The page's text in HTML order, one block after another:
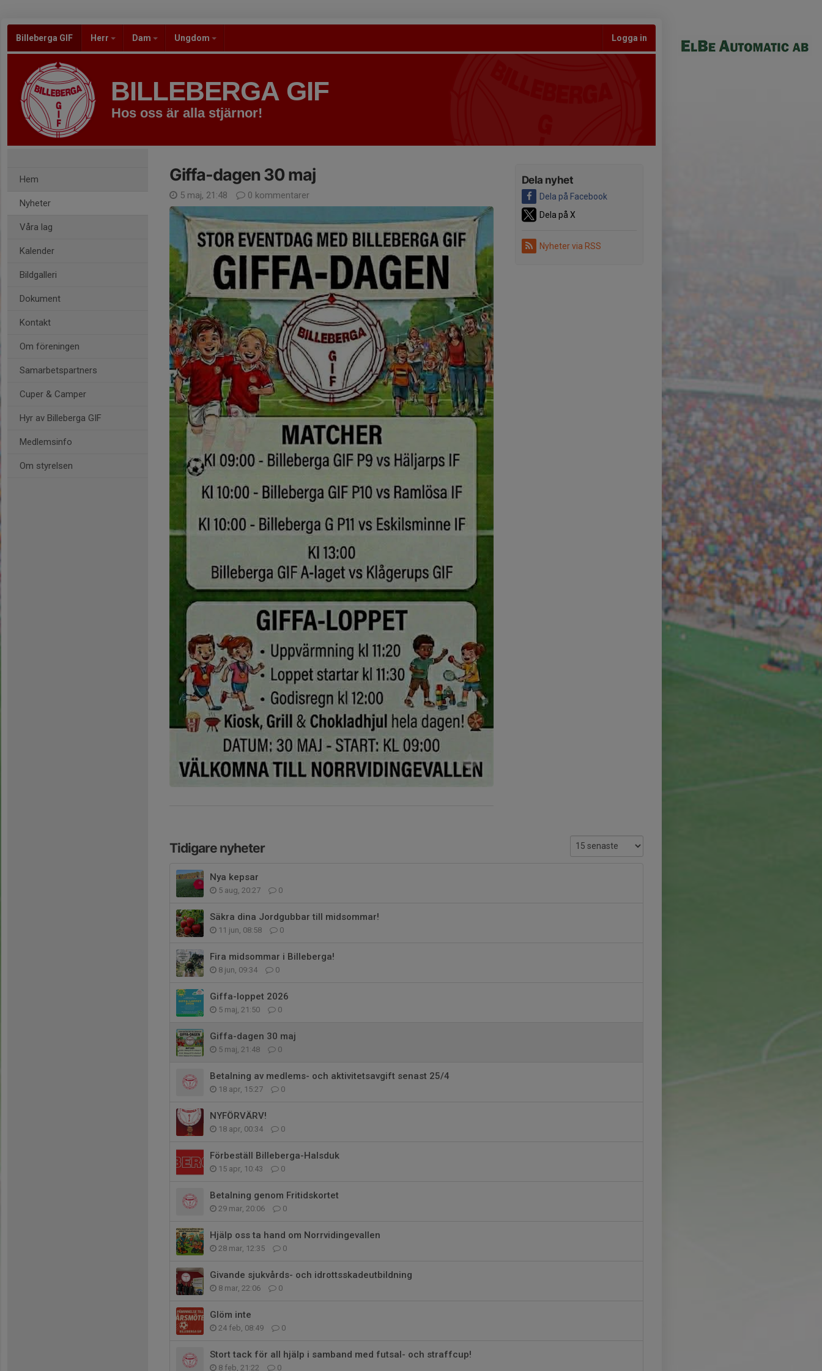
Billeberga GIF Herr Dam Ungdom Logga in
BILLEBERGA GIF
Hos oss är alla stjärnor!
Hem
Nyheter
Våra lag
Kalender
Bildgalleri
Dokument
Kontakt
Om föreningen
Samarbetspartners
Cuper & Camper
Hyr av Billeberga GIF
Medlemsinfo
Om styrelsen
Dela nyhet
Dela på Facebook
Dela på X
Nyheter via RSS
Giffa-dagen 30 maj
5 maj, 21:48 0 kommentarer
Tidigare nyheter
Nya kepsar
5 aug, 20:27 0
Säkra dina Jordgubbar till midsommar!
11 jun, 08:58 0
Fira midsommar i Billeberga!
8 jun, 09:34 0
Giffa-loppet 2026
5 maj, 21:50 0
Giffa-dagen 30 maj
5 maj, 21:48 0
Betalning av medlems- och aktivitetsavgift senast 25/4
18 apr, 15:27 0
NYFÖRVÄRV!
18 apr, 00:34 0
Förbeställ Billeberga-Halsduk
15 apr, 10:43 0
Betalning genom Fritidskortet
29 mar, 20:06 0
Hjälp oss ta hand om Norrvidingevallen
28 mar, 12:35 0
Givande sjukvårds- och idrottsskadeutbildning
8 mar, 22:06 0
Glöm inte
24 feb, 08:49 0
Stort tack för all hjälp i samband med futsal- och straffcup!
8 feb, 21:22 0